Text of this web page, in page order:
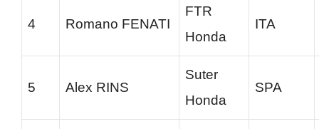
4 Romano FENATI
FTR
Honda
ITA
5 Alex RINS
Suter
Honda
SPA